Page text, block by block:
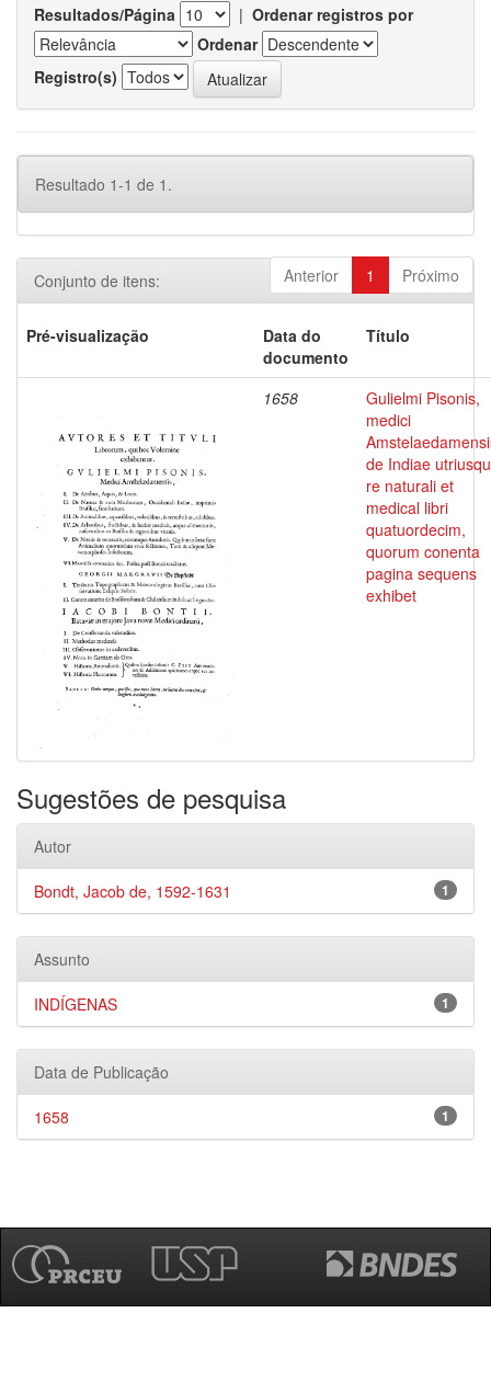
Resultados/Página | Ordenar registros por
Ordenar
Registro(s)
Resultado 1-1 de 1.
Anterior 1 Próximo
Conjunto de itens:
Pré-visualização
Data do
documento
Título
1658
Gulielmi Pisonis,
medici
de Indiae
re naturali et
medical libri
quatuordecim,
quorum conenta
pagina sequens
exhibet
Sugestões de pesquisa
Autor
1
Bondt, Jacob de, 1592-1631
Assunto
1
INDÍGENAS
Data de Publicação
1
1658